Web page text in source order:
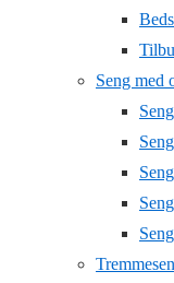
Seng med